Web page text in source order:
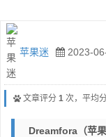
苹果迷 2023-
文章评分 1 次，平均
Dreamfora（苹